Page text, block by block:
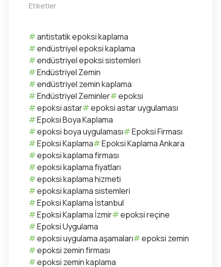
Etiketler
antistatik epoksi kaplama
endüstriyel epoksi kaplama
endüstriyel epoksi sistemleri
Endüstriyel Zemin
endüstriyel zemin kaplama
Endüstriyel Zeminler
epoksi
epoksi astar
epoksi astar uygulaması
Epoksi Boya Kaplama
epoksi boya uygulaması
Epoksi Firması
Epoksi Kaplama
Epoksi Kaplama Ankara
epoksi kaplama firması
epoksi kaplama fiyatları
epoksi kaplama hizmeti
epoksi kaplama sistemleri
Epoksi Kaplama İstanbul
Epoksi Kaplama İzmir
epoksi reçine
Epoksi Uygulama
epoksi uygulama aşamaları
epoksi zemin
epoksi zemin firması
epoksi zemin kaplama